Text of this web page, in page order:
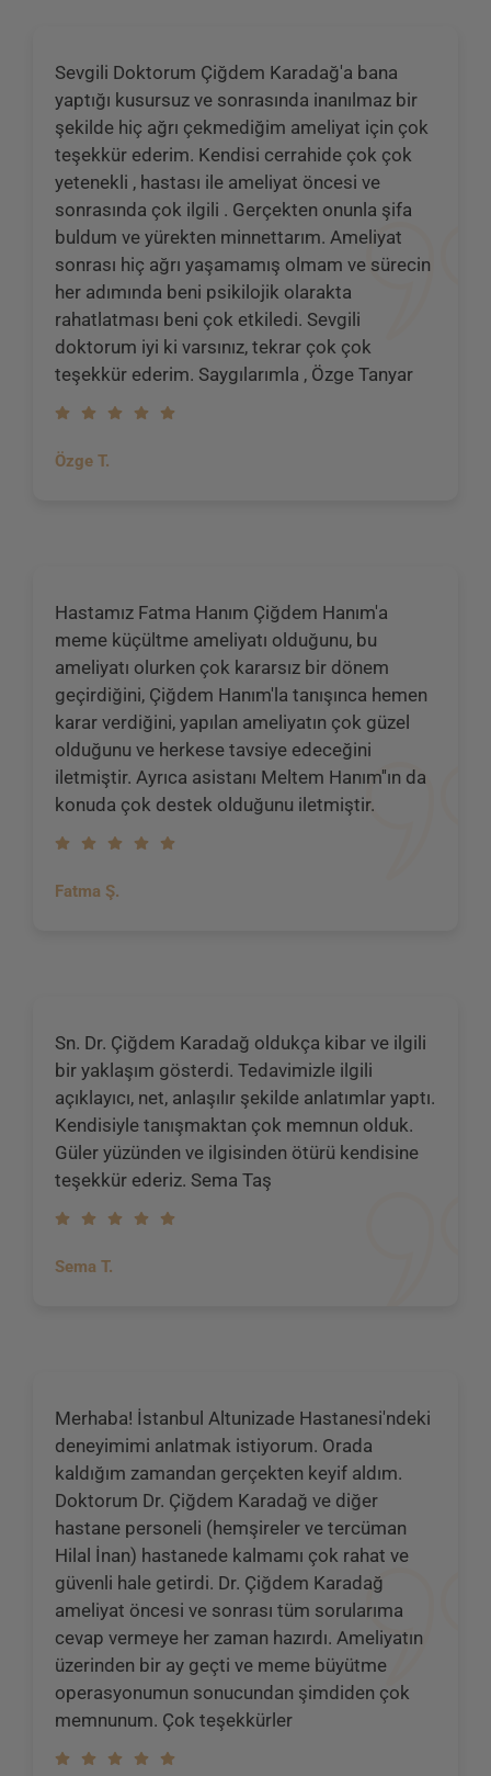
Sevgili Doktorum Çiğdem Karadağ'a bana
yaptığı kusursuz ve sonrasında inanılmaz bir
şekilde hiç ağrı çekmediğim ameliyat için çok
teşekkür ederim. Kendisi cerrahide çok çok
yetenekli , hastası ile ameliyat öncesi ve
sonrasında çok ilgili . Gerçekten onunla şifa
buldum ve yürekten minnettarım. Ameliyat
sonrası hiç ağrı yaşamamış olmam ve sürecin
her adımında beni psikilojik olarakta
rahatlatması beni çok etkiledi. Sevgili
doktorum iyi ki varsınız, tekrar çok çok
teşekkür ederim. Saygılarımla , Özge Tanyar
Özge T.
Hastamız Fatma Hanım Çiğdem Hanım'a
meme küçültme ameliyatı olduğunu, bu
ameliyatı olurken çok kararsız bir dönem
geçirdiğini, Çiğdem Hanım'la tanışınca hemen
karar verdiğini, yapılan ameliyatın çok güzel
olduğunu ve herkese tavsiye edeceğini
iletmiştir. Ayrıca asistanı Meltem Hanım''ın da
konuda çok destek olduğunu iletmiştir.
Fatma Ş.
Sn. Dr. Çiğdem Karadağ oldukça kibar ve ilgili
bir yaklaşım gösterdi. Tedavimizle ilgili
açıklayıcı, net, anlaşılır şekilde anlatımlar yaptı.
Kendisiyle tanışmaktan çok memnun olduk.
Güler yüzünden ve ilgisinden ötürü kendisine
teşekkür ederiz. Sema Taş
Sema T.
Merhaba! İstanbul Altunizade Hastanesi'ndeki
deneyimimi anlatmak istiyorum. Orada
kaldığım zamandan gerçekten keyif aldım.
Doktorum Dr. Çiğdem Karadağ ve diğer
hastane personeli (hemşireler ve tercüman
Hilal İnan) hastanede kalmamı çok rahat ve
güvenli hale getirdi. Dr. Çiğdem Karadağ
ameliyat öncesi ve sonrası tüm sorularıma
cevap vermeye her zaman hazırdı. Ameliyatın
üzerinden bir ay geçti ve meme büyütme
operasyonumun sonucundan şimdiden çok
memnunum. Çok teşekkürler